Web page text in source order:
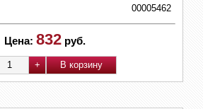
00005462
Цена: 832 руб.